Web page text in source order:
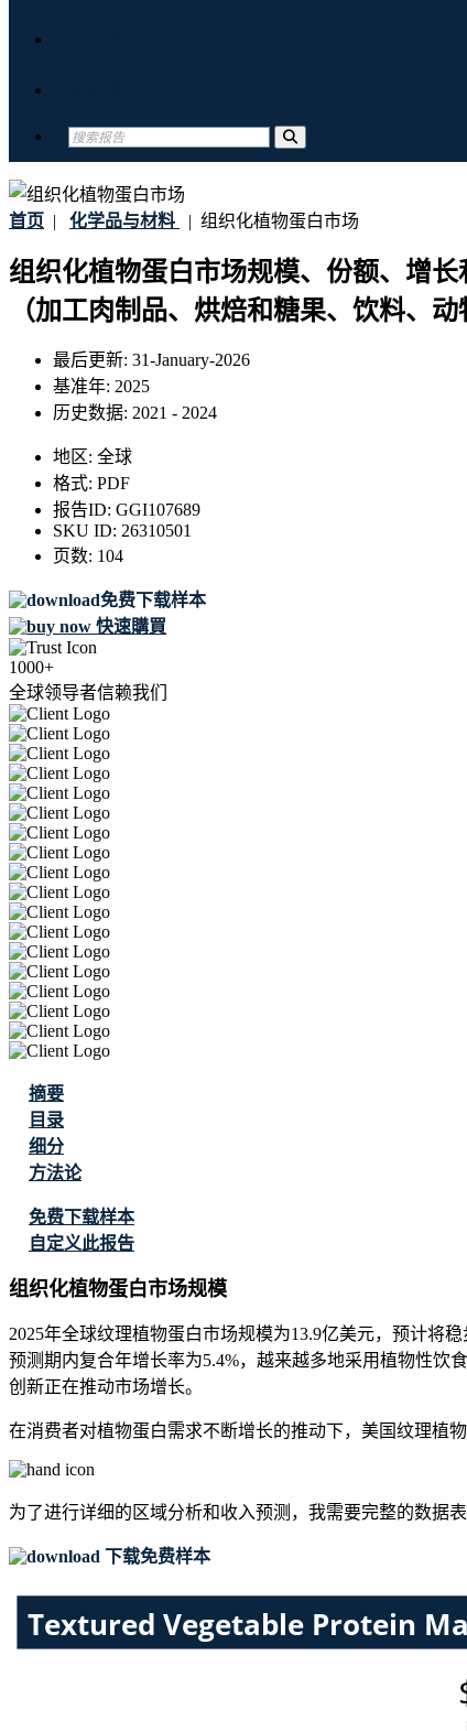
首页 | 化学品与材料 | 组织化植物蛋白市场
组织化植物蛋白市场规模、份额、增
（加工肉制品、烘焙和糖果、饮料、
最后更新: 31-January-2026
基准年: 2025
历史数据: 2021 - 2024
地区: 全球
格式: PDF
报告ID: GGI107689
SKU ID: 26310501
页数: 104
免费下载样本
快速購買
1000+
全球领导者信赖我们
摘要
目录
细分
方法论
免费下载样本
自定义此报告
组织化植物蛋白市场规模
2025年全球纹理植物蛋白市场规模为13.9亿美元，预计将
预测期内复合年增长率为5.4%，越来越多地采用植物性饮
创新正在推动市场增长。
在消费者对植物蛋白需求不断增长的推动下，美国纹理植
为了进行详细的区域分析和收入预测，我需要完整的数据
下载免费样本